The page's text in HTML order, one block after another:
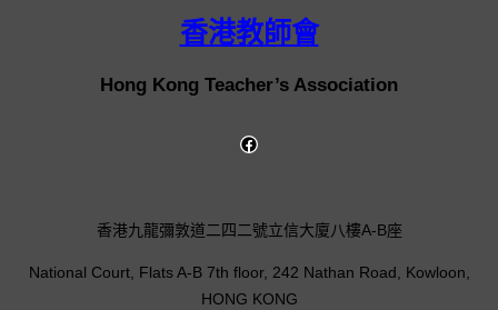
香港教師會
Hong Kong Teacher’s Association
香港九龍彌敦道二四二號立信大廈八樓A-B座
National Court, Flats A-B 7th floor, 242 Nathan Road, Kowloon,
HONG KONG